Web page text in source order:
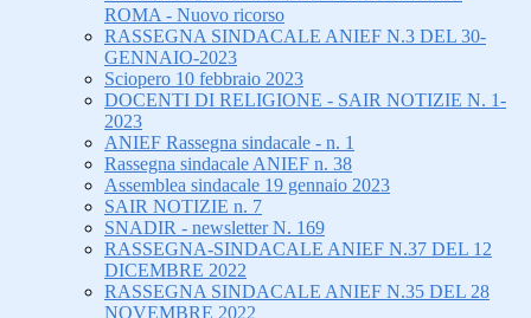
ROMA - Nuovo ricorso
RASSEGNA SINDACALE ANIEF N.3 DEL 30-
GENNAIO-2023
Sciopero 10 febbraio 2023
DOCENTI DI RELIGIONE - SAIR NOTIZIE N. 1-
2023
ANIEF Rassegna sindacale - n. 1
Rassegna sindacale ANIEF n. 38
Assemblea sindacale 19 gennaio 2023
SAIR NOTIZIE n. 7
SNADIR - newsletter N. 169
RASSEGNA-SINDACALE ANIEF N.37 DEL 12
DICEMBRE 2022
RASSEGNA SINDACALE ANIEF N.35 DEL 28
NOVEMBRE 2022